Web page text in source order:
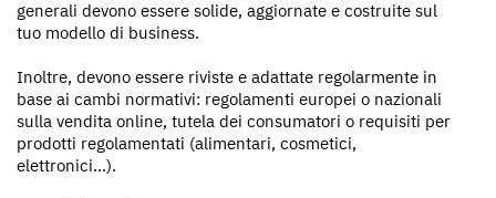
generali devono essere solide, aggiornate e costruite sul
tuo modello di business.
Inoltre, devono essere riviste e adattate regolarmente in
base ai cambi normativi: regolamenti europei o nazionali
sulla vendita online, tutela dei consumatori o requisiti per
prodotti regolamentati (alimentari, cosmetici,
elettronici…).